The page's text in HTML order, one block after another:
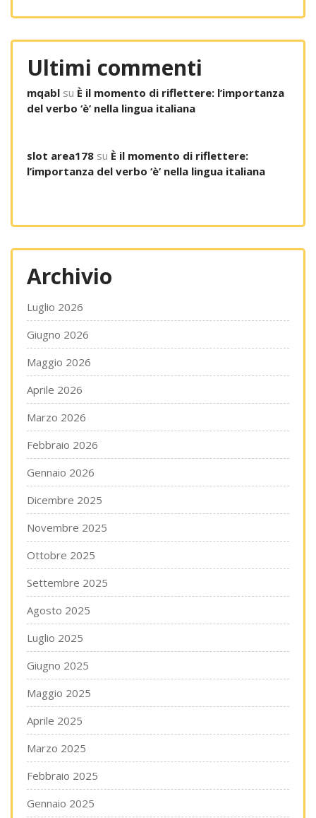
Ultimi commenti
mqabl su È il momento di riflettere: l’importanza
del verbo ‘è’ nella lingua italiana
slot area178 su È il momento di riflettere:
l’importanza del verbo ‘è’ nella lingua italiana
Archivio
Luglio 2026
Giugno 2026
Maggio 2026
Aprile 2026
Marzo 2026
Febbraio 2026
Gennaio 2026
Dicembre 2025
Novembre 2025
Ottobre 2025
Settembre 2025
Agosto 2025
Luglio 2025
Giugno 2025
Maggio 2025
Aprile 2025
Marzo 2025
Febbraio 2025
Gennaio 2025